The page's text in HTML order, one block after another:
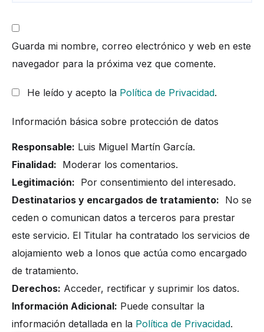
Guarda mi nombre, correo electrónico y web en este
navegador para la próxima vez que comente.
He leído y acepto la Política de Privacidad.
Información básica sobre protección de datos
Responsable: Luis Miguel Martín García.
Finalidad: Moderar los comentarios.
Legitimación: Por consentimiento del interesado.
Destinatarios y encargados de tratamiento: No se
ceden o comunican datos a terceros para prestar
este servicio. El Titular ha contratado los servicios de
alojamiento web a Ionos que actúa como encargado
de tratamiento.
Derechos: Acceder, rectificar y suprimir los datos.
Información Adicional: Puede consultar la
información detallada en la Política de Privacidad.